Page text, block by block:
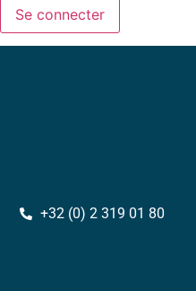
+32 (0) 2 319 01 80